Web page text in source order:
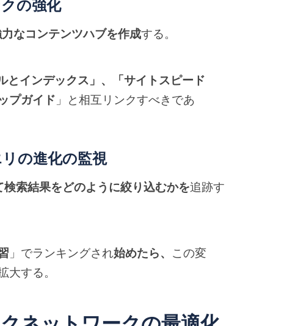
の強化
力なコンテンツハブを作成する。
とインデックス」、「サイトスピード
プガイド 」と相互リンクすべきであ
の進化の監視
索結果をどのように絞り込むかを追跡す
」でランキングされ始めたら、 この変
大する。